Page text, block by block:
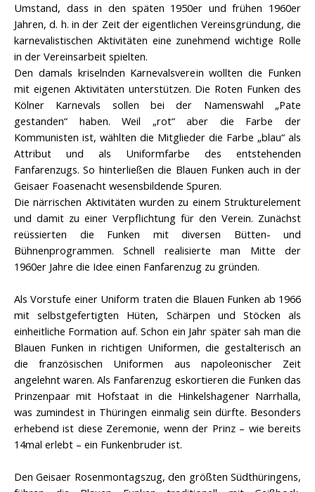
Umstand, dass in den späten 1950er und frühen 1960er
Jahren, d. h. in der Zeit der eigentlichen Vereinsgründung, die
karnevalistischen Aktivitäten eine zunehmend wichtige Rolle
in der Vereinsarbeit spielten.
Den damals kriselnden Karnevalsverein wollten die Funken
mit eigenen Aktivitäten unterstützen. Die Roten Funken des
Kölner Karnevals sollen bei der Namenswahl „Pate
gestanden“ haben. Weil „rot“ aber die Farbe der
Kommunisten ist, wählten die Mitglieder die Farbe „blau“ als
Attribut und als Uniformfarbe des entstehenden
Fanfarenzugs. So hinterließen die Blauen Funken auch in der
Geisaer Foasenacht wesensbildende Spuren.
Die närrischen Aktivitäten wurden zu einem Strukturelement
und damit zu einer Verpflichtung für den Verein. Zunächst
reüssierten die Funken mit diversen Bütten- und
Bühnenprogrammen. Schnell realisierte man Mitte der
1960er Jahre die Idee einen Fanfarenzug zu gründen.
Als Vorstufe einer Uniform traten die Blauen Funken ab 1966
mit selbstgefertigten Hüten, Schärpen und Stöcken als
einheitliche Formation auf. Schon ein Jahr später sah man die
Blauen Funken in richtigen Uniformen, die gestalterisch an
die französischen Uniformen aus napoleonischer Zeit
angelehnt waren. Als Fanfarenzug eskortieren die Funken das
Prinzenpaar mit Hofstaat in die Hinkelshagener Narrhalla,
was zumindest in Thüringen einmalig sein dürfte. Besonders
erhebend ist diese Zeremonie, wenn der Prinz – wie bereits
14mal erlebt – ein Funkenbruder ist.
Den Geisaer Rosenmontagszug, den größten Südthüringens,